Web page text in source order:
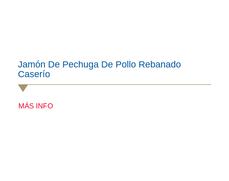
Jamón De Pechuga De Pollo Rebanado
Caserío
MÁS INFO